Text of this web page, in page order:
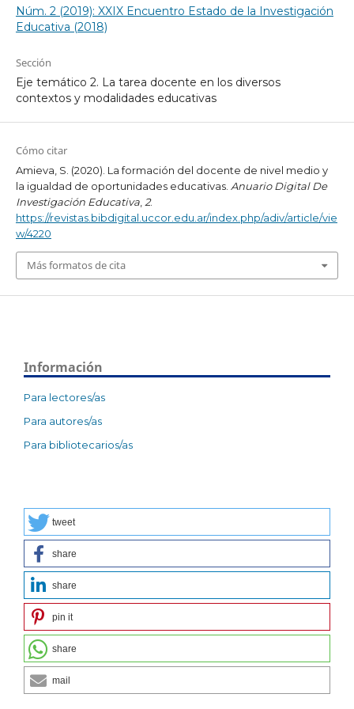
Núm. 2 (2019): XXIX Encuentro Estado de la Investigación
Educativa (2018)
Sección
Eje temático 2. La tarea docente en los diversos
contextos y modalidades educativas
Cómo citar
Amieva, S. (2020). La formación del docente de nivel medio y
la igualdad de oportunidades educativas. Anuario Digital De
Investigación Educativa, 2.
https://revistas.bibdigital.uccor.edu.ar/index.php/adiv/article/vie
w/4220
Más formatos de cita
Información
Para lectores/as
Para autores/as
Para bibliotecarios/as
tweet
share
share
pin it
share
mail